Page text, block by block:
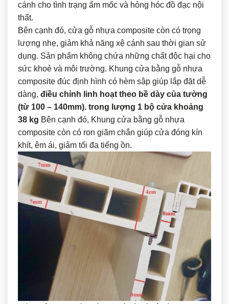
cánh cho tình trạng ẩm mốc và hỏng hóc đồ đạc nội
thất.
Bên cạnh đó, cửa gỗ nhựa composite còn có trọng
lượng nhẹ, giảm khả năng xệ cánh sau thời gian sử
dụng. Sản phẩm không chứa những chất độc hại cho
sức khoẻ và môi trường. Khung cửa bằng gỗ nhựa
composite đúc định hình có hèm sập giúp lắp đặt dễ
dàng, điều chỉnh linh hoạt theo bề dày của tường
(từ 100 – 140mm). trong lượng 1 bộ cửa khoảng
38 kg Bên cạnh đó, Khung cửa bằng gỗ nhựa
composite còn có ron giãm chắn giúp cửa đóng kín
khít, êm ái, giảm tối đa tiếng ồn.